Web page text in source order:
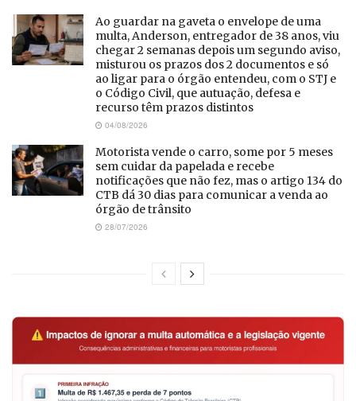
Ao guardar na gaveta o envelope de uma
multa, Anderson, entregador de 38 anos, viu
chegar 2 semanas depois um segundo aviso,
misturou os prazos dos 2 documentos e só
ao ligar para o órgão entendeu, com o STJ e
o Código Civil, que autuação, defesa e
recurso têm prazos distintos
04/08/2026
Motorista vende o carro, some por 5 meses
sem cuidar da papelada e recebe
notificações que não fez, mas o artigo 134 do
CTB dá 30 dias para comunicar a venda ao
órgão de trânsito
28/07/2026